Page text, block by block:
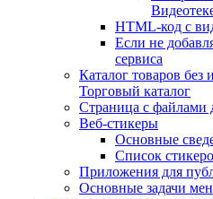
HTML-код с
Если не
сервиса
Каталог товаров без
Торговый каталог
Страница с файлами
Веб-стикеры
Основные
Список
Приложения для
Основные задачи